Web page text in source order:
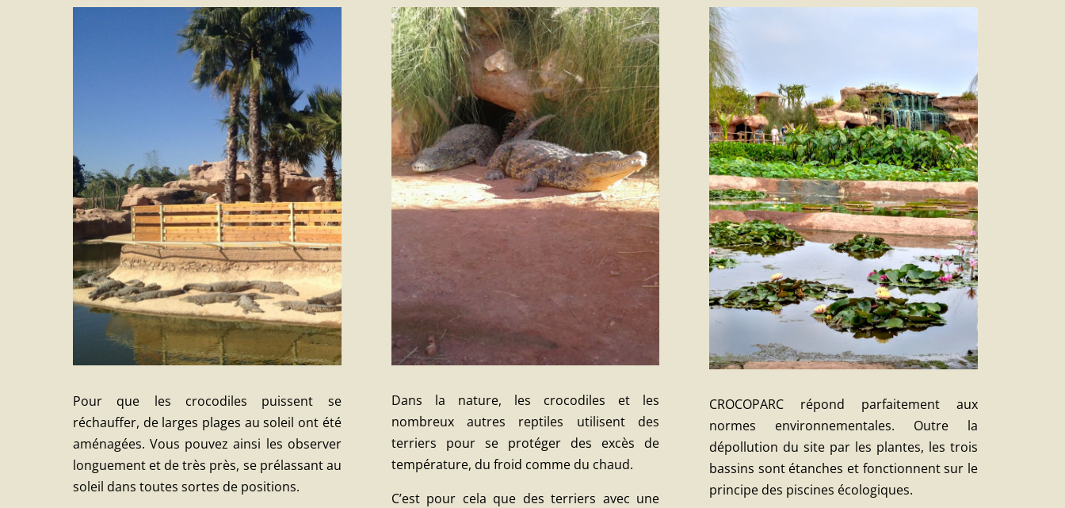
Pour que les crocodiles puissent se
réchauffer, de larges plages au soleil ont été
aménagées. Vous pouvez ainsi les observer
longuement et de très près, se prélassant au
soleil dans toutes sortes de positions.
Dans la nature, les crocodiles et les
nombreux autres reptiles utilisent des
terriers pour se protéger des excès de
température, du froid comme du chaud.
C’est pour cela que des terriers avec une
CROCOPARC répond parfaitement aux
normes environnementales. Outre la
dépollution du site par les plantes, les trois
bassins sont étanches et fonctionnent sur le
principe des piscines écologiques.